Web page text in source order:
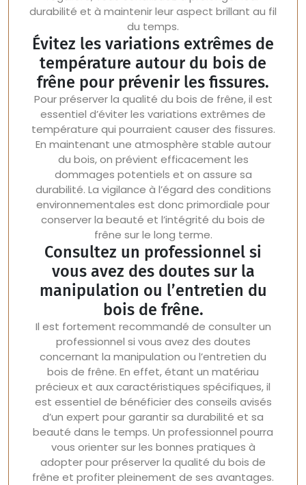
durabilité et à maintenir leur aspect brillant au fil
du temps.
Évitez les variations extrêmes de
température autour du bois de
frêne pour prévenir les fissures.
Pour préserver la qualité du bois de frêne, il est
essentiel d’éviter les variations extrêmes de
température qui pourraient causer des fissures.
En maintenant une atmosphère stable autour
du bois, on prévient efficacement les
dommages potentiels et on assure sa
durabilité. La vigilance à l’égard des conditions
environnementales est donc primordiale pour
conserver la beauté et l’intégrité du bois de
frêne sur le long terme.
Consultez un professionnel si
vous avez des doutes sur la
manipulation ou l’entretien du
bois de frêne.
Il est fortement recommandé de consulter un
professionnel si vous avez des doutes
concernant la manipulation ou l’entretien du
bois de frêne. En effet, étant un matériau
précieux et aux caractéristiques spécifiques, il
est essentiel de bénéficier des conseils avisés
d’un expert pour garantir sa durabilité et sa
beauté dans le temps. Un professionnel pourra
vous orienter sur les bonnes pratiques à
adopter pour préserver la qualité du bois de
frêne et profiter pleinement de ses avantages.